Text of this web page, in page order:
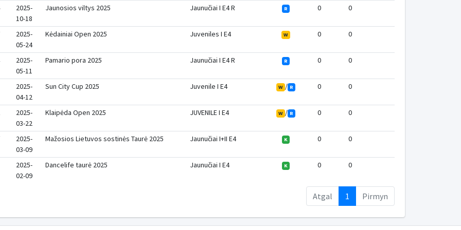
2025-
10-18
Jaunosios viltys 2025 Jaunučiai I E4 R R 0 0
2025-
05-24
Kėdainiai Open 2025 Juveniles I E4 W 0 0
2025-
05-11
Pamario pora 2025 Jaunučiai I E4 R R 0 0
2025-
04-12
Sun City Cup 2025 Juvenile I E4 W / R 0 0
2025-
03-22
Klaipėda Open 2025 JUVENILE I E4 W / R 0 0
2025-
03-09
Mažosios Lietuvos sostinės Taurė 2025 Jaunučiai I+II E4 K 0 0
2025-
02-09
Dancelife taurė 2025 Jaunučiai I E4 K 0 0
Atgal 1 Pirmyn